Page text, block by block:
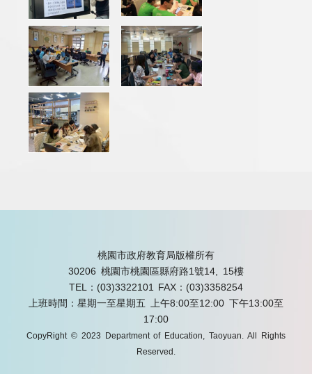
桃園市政府教育局版權所有
30206 桃園市桃園區縣府路1號14, 15樓
TEL：(03)3322101
FAX：(03)3358254
上班時間：星期一至星期五 上午8:00至12:00 下午13:00至
17:00
CopyRight © 2023 Department of Education, Taoyuan. All Rights
Reserved.